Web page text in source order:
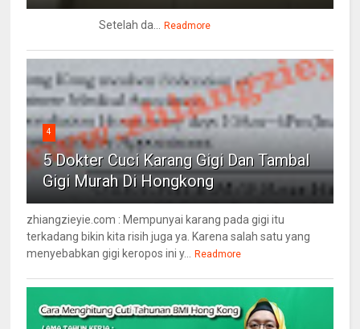
Setelah da... Readmore
4
5 Dokter Cuci Karang Gigi Dan Tambal
Gigi Murah Di Hongkong
zhiangzieyie.com : Mempunyai karang pada gigi itu
terkadang bikin kita risih juga ya. Karena salah satu yang
menyebabkan gigi keropos ini y... Readmore